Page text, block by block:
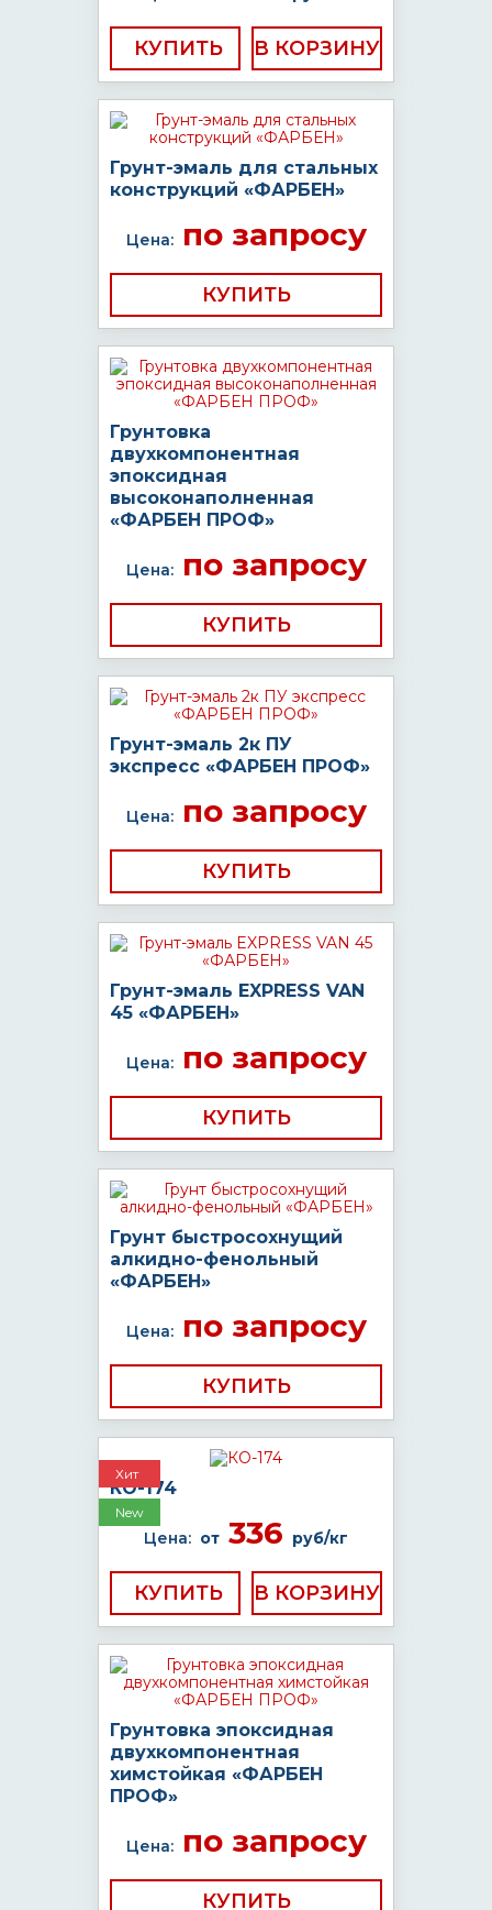
КУПИТЬ
Грунт-эмаль для стальных
конструкций «ФАРБЕН»
Цена:по запросу
КУПИТЬ
Грунтовка
двухкомпонентная
эпоксидная
высоконаполненная
«ФАРБЕН ПРОФ»
Цена:по запросу
КУПИТЬ
Грунт-эмаль 2к ПУ
экспресс «ФАРБЕН ПРОФ»
Цена:по запросу
КУПИТЬ
Грунт-эмаль EXPRESS VAN
45 «ФАРБЕН»
Цена:по запросу
КУПИТЬ
Грунт быстросохнущий
алкидно-фенольный
«ФАРБЕН»
Цена:по запросу
КУПИТЬ
Хит
New
КО-174
Цена: от 336 руб/кг
КУПИТЬ
Грунтовка эпоксидная
двухкомпонентная
химстойкая «ФАРБЕН
ПРОФ»
Цена:по запросу
КУПИТЬ